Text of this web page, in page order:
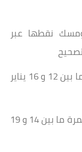
نقطها عبر
إجراء آخر فروض المراقبة المستمرة ما بين 12 و 16 يناير
مسك نقط آخر فروض المراقبة المستمرة ما بين 14 و 19